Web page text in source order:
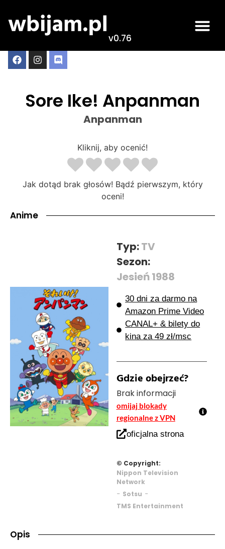
v0.76
Sore Ike! Anpanman
Anpanman
Kliknij, aby ocenić!
Jak dotąd brak głosów! Bądź pierwszym, który
oceni!
Anime
Typ:TV
Sezon:
Jesień 1988
30 dni za darmo na
Amazon Prime Video
CANAL+ & bilety do
kina za 49 zł/msc
Gdzie obejrzeć?
Brak informacji
omijaj blokady
regionalne z VPN
oficjalna strona
© Copyright:
Nippon Television
Network
- Sotsu -
TMS Entertainment
Opis